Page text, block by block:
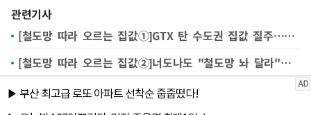
관련기사
[철도망 따라 오르는 집값①]GTX 탄 수도권 집값 질주…2·4대책 무색
[철도망 따라 오르는 집값②]너도나도 "철도망 놔 달라"…GTX에 울고 웃는 수도권 집값